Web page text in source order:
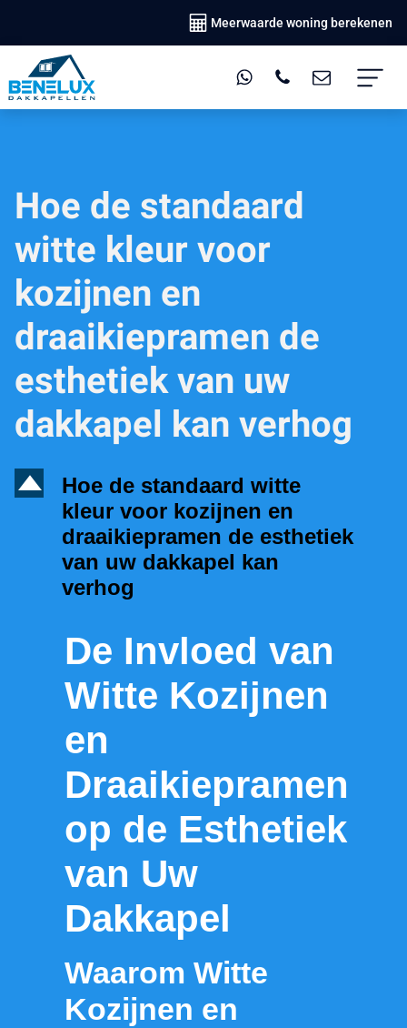
Meerwaarde woning berekenen
Hoe de standaard
witte kleur voor
kozijnen en
draaikiepramen de
esthetiek van uw
dakkapel kan verhog
D
Hoe de standaard witte
kleur voor kozijnen en
draaikiepramen de esthetiek
van uw dakkapel kan
verhog
De Invloed van
Witte Kozijnen
en
Draaikiepramen
op de Esthetiek
van Uw
Dakkapel
Waarom Witte
Kozijnen en